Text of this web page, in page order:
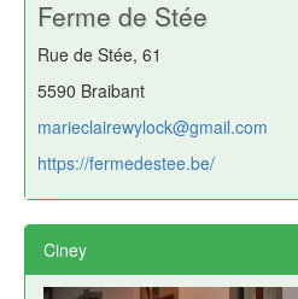
Ferme de Stée
Rue de Stée, 61
5590 Braibant
marieclairewylock@gmail.com
https://fermedestee.be/
Ciney